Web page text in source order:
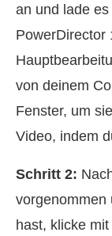
an und lade
PowerDirector
von deinem
Fenster, um
Video, indem
Schritt 2:
vorgenommen
hast, klicke